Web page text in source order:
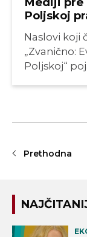
Poljskoj
Naslovi koji
„Zvanično:
Poljskoj“
Prethodna